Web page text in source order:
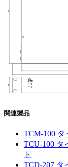
関連製品
TCM-100
TCU-100 タ
ト
TCD-207 タ